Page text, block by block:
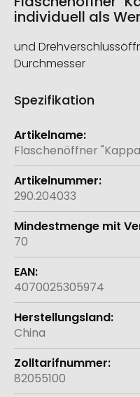
individuell als
und
Durchmesser
Spezifikation
Weitere
Informationen
Flaschenöffner
290.204033
70
4070025305974
China
82055100